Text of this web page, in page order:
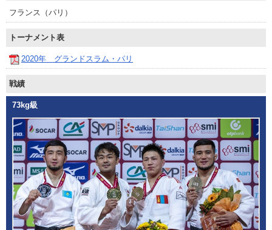
フランス（パリ）
トーナメント表
2020年 グランドスラム・パリ
戦績
73kg級